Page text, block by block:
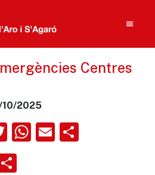
Centres
2025
Twitter
WhatsApp
Email